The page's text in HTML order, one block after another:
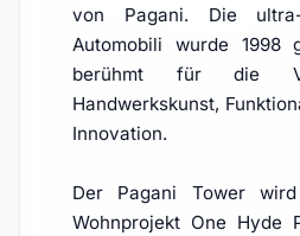
von Pagani. Die
Automobili wurde 1998
berühmt für die
Handwerkskunst,
Innovation.
Der Pagani Tower
Wohnprojekt One Hyde